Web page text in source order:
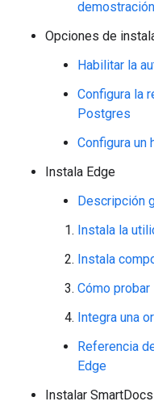
Opciones de
Habilitar la
Configura la
Postgres
Configura un
Instala Edge
Descripción
Instala la
Instala
Cómo
Integra una
Referencia
Edge
Instalar SmartDocs